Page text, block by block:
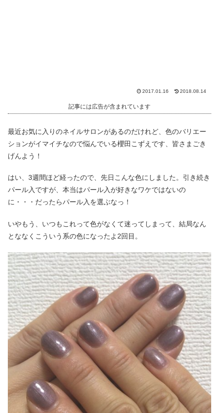
2017.01.16 2018.08.14
記事には広告が含まれています
最近お気に入りのネイルサロンがあるのだけれど、色のバリエー
ションがイマイチなので悩んでいる櫻田こずえです、皆さまごき
げんよう！
はい、3週間ほど経ったので、先日こんな色にしました。引き続き
パール入ですが、本当はパール入が好きなワケではないの
に・・・だったらパール入を選ぶなっ！
いやもう、いつもこれって色がなくて迷ってしまって、結局なん
とななくこういう系の色になったよ2回目。